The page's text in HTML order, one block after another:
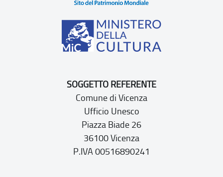
SOGGETTO REFERENTE
Comune di Vicenza
Ufficio Unesco
Piazza Biade 26
36100 Vicenza
P.IVA 00516890241